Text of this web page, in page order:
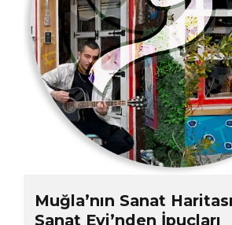
Muğla’nın Sanat
Sanat Evi’nden İpuçları